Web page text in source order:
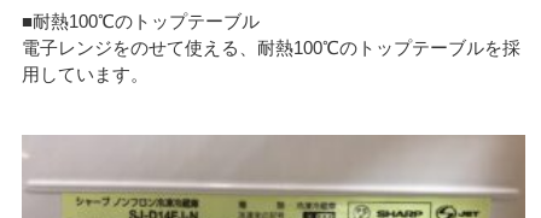
■耐熱100℃のトップテーブル
電子レンジをのせて使える、耐熱100℃のトップテーブルを採
用しています。